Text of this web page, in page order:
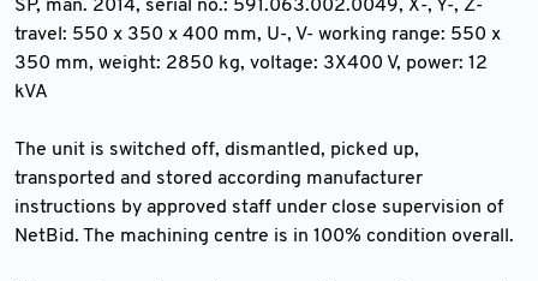
SP, man. 2014, serial no.: 591.063.002.0049, X-, Y-, Z-
travel: 550 x 350 x 400 mm, U-, V- working range: 550 x
350 mm, weight: 2850 kg, voltage: 3X400 V, power: 12
kVA
The unit is switched off, dismantled, picked up,
transported and stored according manufacturer
instructions by approved staff under close supervision of
NetBid. The machining centre is in 100% condition overall.